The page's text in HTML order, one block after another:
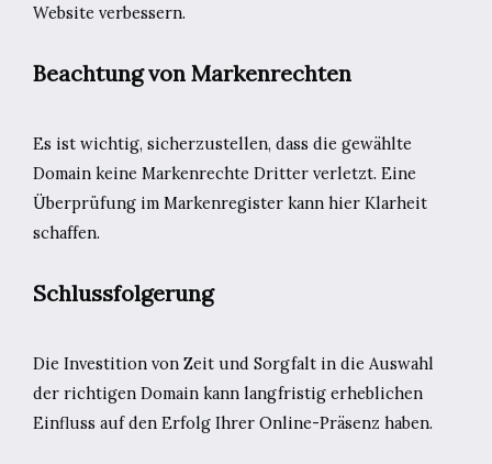
Website verbessern.
Beachtung von Markenrechten
Es ist wichtig, sicherzustellen, dass die gewählte
Domain keine Markenrechte Dritter verletzt. Eine
Überprüfung im Markenregister kann hier Klarheit
schaffen.
Schlussfolgerung
Die Investition von Zeit und Sorgfalt in die Auswahl
der richtigen Domain kann langfristig erheblichen
Einfluss auf den Erfolg Ihrer Online-Präsenz haben.